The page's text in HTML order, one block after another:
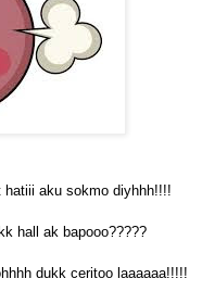
aku sokmo diyhhh!!!!
hall ak bapooo?????
dukk ceritoo laaaaaa!!!!!